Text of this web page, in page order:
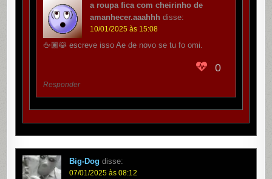
a roupa fica com cheirinho de
amanhecer.aaahhh disse:
10/01/2025 às 15:08
🖕🏾😹 escreve isso Ae de novo se tu fo omi.
0
Responder
Big-Dog disse:
07/01/2025 às 08:12